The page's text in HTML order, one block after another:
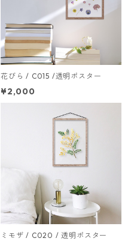
花びら / C015 /透明ポスター
¥2,000
ミモザ / C020 / 透明ポスター